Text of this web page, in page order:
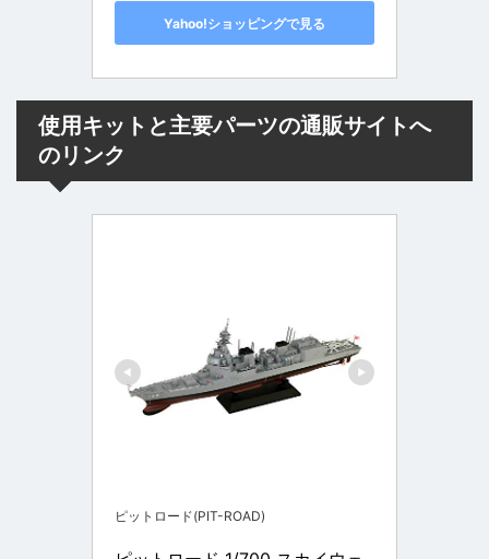
Yahoo!ショッピングで見る
使用キットと主要パーツの通販サイトへ
のリンク
ピットロード(PIT-ROAD)